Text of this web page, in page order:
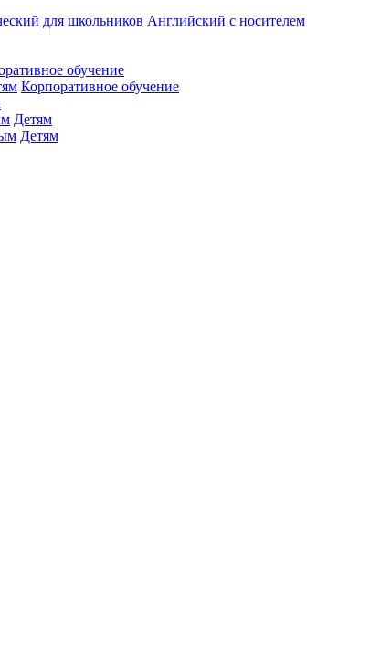
для школьников Английский с носителем
обучение
Корпоративное обучение
Детям
Детям